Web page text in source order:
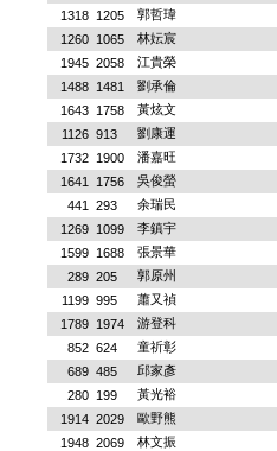
1318
1205
郭哲瑋
1260
1065
林妘宸
1945 2058
江貴榮
1488
1481
劉承倫
1643
1758
黃炫文
1126 913
劉康運
1732
1900
潘嘉旺
1641
1756
吳俊螢
441
293
余瑞民
1269
1099
李鎮宇
1599
1688
張景華
289 205
郭原州
1199 995
蕭又禎
1789
1974
游登科
852 624
童祈彰
689 485
邱家彥
280
199
黃光裕
1914 2029
歐野熊
1948 2069
林文振